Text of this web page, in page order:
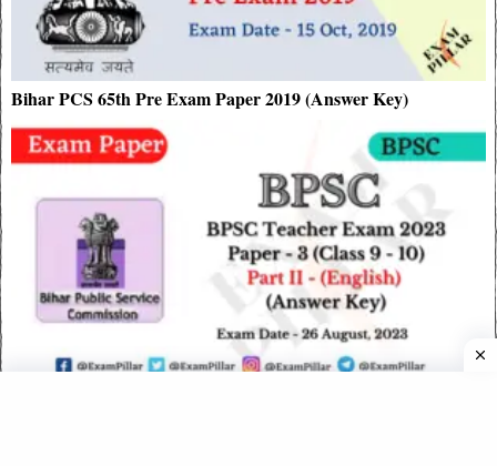
Bihar PCS 65th Pre Exam Paper 2019 (Answer Key)